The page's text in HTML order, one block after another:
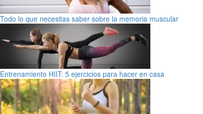
Todo lo que necesitas saber sobre la memoria muscular
Entrenamiento HIIT: 5 ejercicios para hacer en casa